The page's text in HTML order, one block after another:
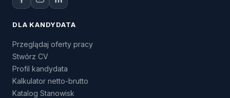
DLA KANDYDATA
Przeglądaj oferty pracy
Stwórz CV
Profil kandydata
Kalkulator netto-brutto
Katalog Stanowisk